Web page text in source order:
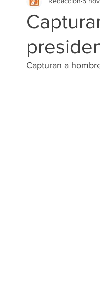
Michoacán Nacionales
Legislativo Seguridad
Capturan a